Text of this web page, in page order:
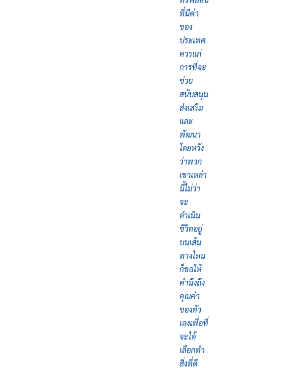
ที่มีค่า
ของ
ประเทศ
ควรแก่
การที่จะ
ช่วย
สนับสนุน
ส่งเสริม
และ
พัฒนา
โดยหวัง
ว่าพวก
เขาเหล่า
นี้ไม่ว่า
จะ
ดำเนิน
ชีวิตอยู่
บนเส้น
ทางไหน
ก็ขอให้
คำนึงถึง
คุณค่า
ของตัว
เองเพื่อที่
จะได้
เลือกทำ
สิ่งที่ดี